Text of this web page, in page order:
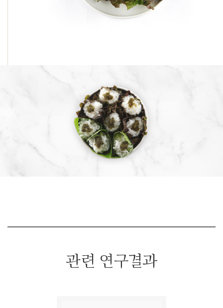
관련 연구결과